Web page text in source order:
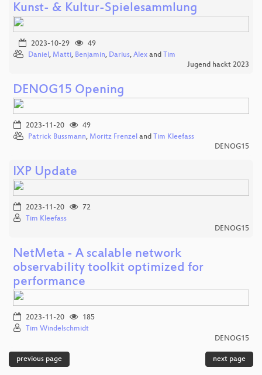
Kunst- & Kultur-Spielesammlung
2023-10-29
49
Daniel , Matti, Benjamin, Darius, Alex and Tim
Jugend hackt 2023
DENOG15 Opening
2023-11-20
49
Patrick Bussmann, Moritz Frenzel and Tim Kleefass
DENOG15
IXP Update
2023-11-20
72
Tim Kleefass
DENOG15
NetMeta - A scalable network
observability toolkit optimized for
performance
2023-11-20
185
Tim Windelschmidt
DENOG15
previous page next page